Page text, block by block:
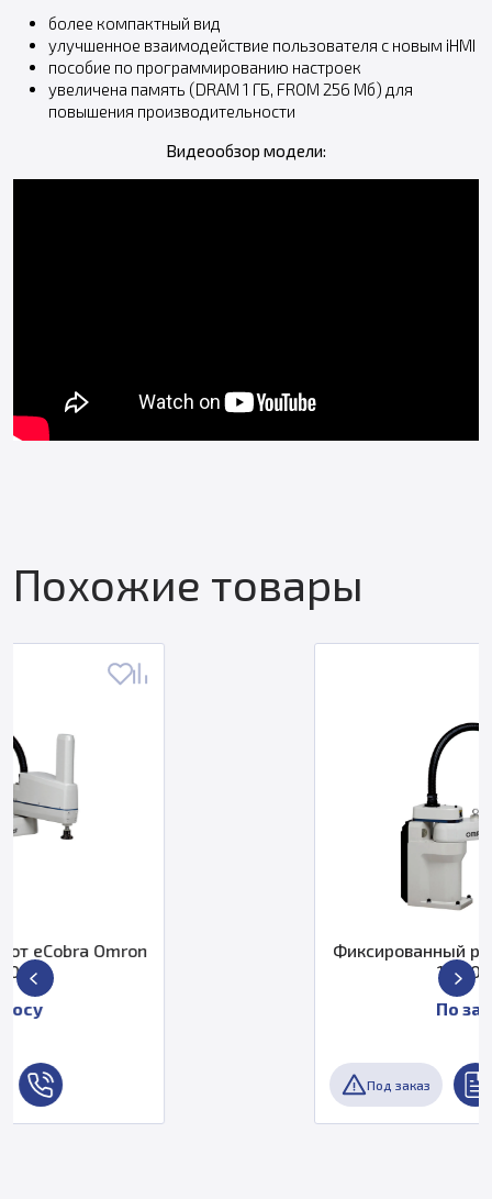
более компактный вид
улучшенное взаимодействие пользователя с новым iHMI
пособие по программированию настроек
увеличена память (DRAM 1 ГБ, FROM 256 Мб) для
повышения производительности
Видеообзор модели:
Похожие товары
Фиксированный робот eCobra Omron